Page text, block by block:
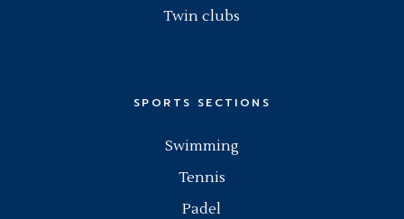
Twin clubs
SPORTS SECTIONS
Swimming
Tennis
Padel